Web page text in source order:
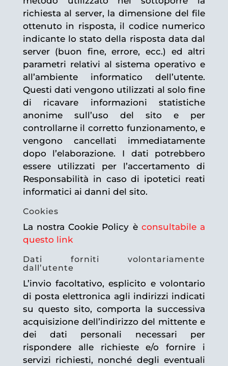
richiesta al server, la dimensione del file
ottenuto in risposta, il codice numerico
indicante lo stato della risposta data dal
server (buon fine, errore, ecc.) ed altri
parametri relativi al sistema operativo e
all’ambiente informatico dell’utente.
Questi dati vengono utilizzati al solo fine
di ricavare informazioni statistiche
anonime sull’uso del sito e per
controllarne il corretto funzionamento, e
vengono cancellati immediatamente
dopo l’elaborazione. I dati potrebbero
essere utilizzati per l’accertamento di
Responsabilità in caso di ipotetici reati
informatici ai danni del sito.
Cookies
La nostra Cookie Policy è consultabile a
questo link
Dati forniti volontariamente
dall’utente
L’invio facoltativo, esplicito e volontario
di posta elettronica agli indirizzi indicati
su questo sito, comporta la successiva
acquisizione dell’indirizzo del mittente e
dei dati personali necessari per
rispondere alle richieste e/o fornire i
servizi richiesti, nonché degli eventuali